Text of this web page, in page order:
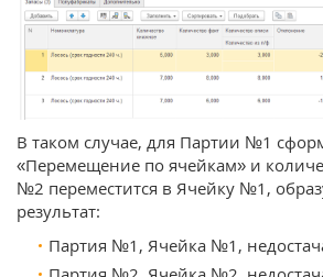
В таком случае, для Партии №1
«Перемещение по ячейкам» и
№2 переместится в Ячейку №1,
результат:
Партия №1, Ячейка №1,